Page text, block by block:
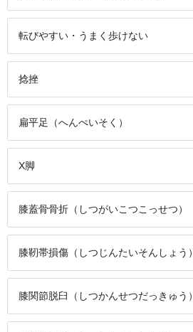
転びやすい・うまく歩けない
捻挫
扁平足（へんぺいそく）
X脚
膝蓋骨骨折（しつがいこつこっせつ）
膝靭帯損傷（しつじんたいそんしょう）
膝関節脱臼（しつかんせつだっきゅう）